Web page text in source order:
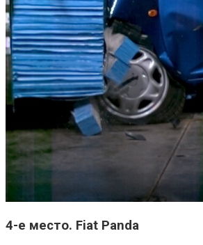
4-е место. Fiat Panda